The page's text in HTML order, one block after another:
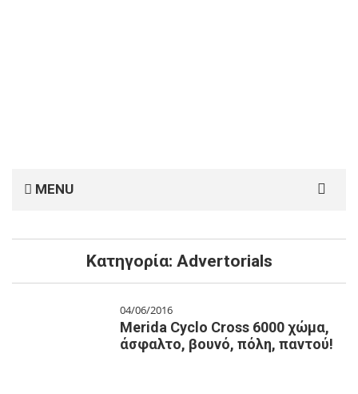
MENU
Κατηγορία: Advertorials
04/06/2016
Merida Cyclo Cross 6000 χώμα,
άσφαλτο, βουνό, πόλη, παντού!